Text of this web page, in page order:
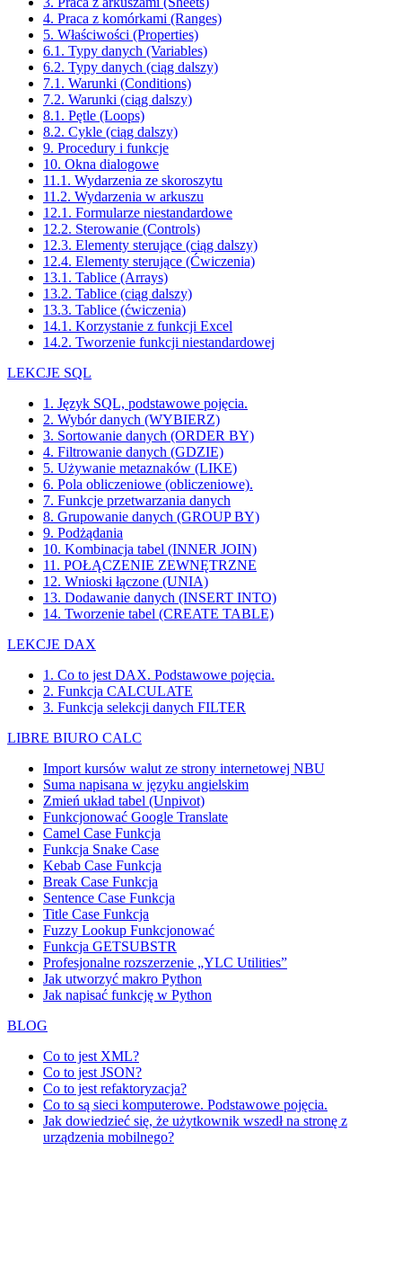
4. Praca z komórkami (Ranges)
5. Właściwości (Properties)
6.1. Typy danych (Variables)
6.2. Typy danych (ciąg dalszy)
7.1. Warunki (Conditions)
7.2. Warunki (ciąg dalszy)
8.1. Pętle (Loops)
8.2. Cykle (ciąg dalszy)
9. Procedury i funkcje
10. Okna dialogowe
11.1. Wydarzenia ze skoroszytu
11.2. Wydarzenia w arkuszu
12.1. Formularze niestandardowe
12.2. Sterowanie (Controls)
12.3. Elementy sterujące (ciąg dalszy)
12.4. Elementy sterujące (Ćwiczenia)
13.1. Tablice (Arrays)
13.2. Tablice (ciąg dalszy)
13.3. Tablice (ćwiczenia)
14.1. Korzystanie z funkcji Excel
14.2. Tworzenie funkcji niestandardowej
LEKCJE SQL
1. Język SQL, podstawowe pojęcia.
2. Wybór danych (WYBIERZ)
3. Sortowanie danych (ORDER BY)
4. Filtrowanie danych (GDZIE)
5. Używanie metaznaków (LIKE)
6. Pola obliczeniowe (obliczeniowe).
7. Funkcje przetwarzania danych
8. Grupowanie danych (GROUP BY)
9. Podżądania
10. Kombinacja tabel (INNER JOIN)
11. POŁĄCZENIE ZEWNĘTRZNE
12. Wnioski łączone (UNIA)
13. Dodawanie danych (INSERT INTO)
14. Tworzenie tabel (CREATE TABLE)
LEKCJE DAX
1. Co to jest DAX. Podstawowe pojęcia.
2. Funkcja CALCULATE
3. Funkcja selekcji danych FILTER
LIBRE BIURO CALC
Import kursów walut ze strony internetowej NBU
Suma napisana w języku angielskim
Zmień układ tabel (Unpivot)
Funkcjonować Google Translate
Camel Case Funkcja
Funkcja Snake Case
Kebab Case Funkcja
Break Case Funkcja
Sentence Case Funkcja
Title Case Funkcja
Fuzzy Lookup Funkcjonować
Funkcja GETSUBSTR
Profesjonalne rozszerzenie „YLC Utilities”
Jak utworzyć makro Python
Jak napisać funkcję w Python
BLOG
Co to jest XML?
Co to jest JSON?
Co to jest refaktoryzacja?
Co to są sieci komputerowe. Podstawowe pojęcia.
Jak dowiedzieć się, że użytkownik wszedł na stronę z
urządzenia mobilnego?